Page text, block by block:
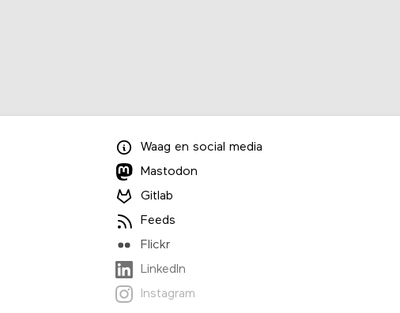
Waag en social media
Mastodon
Gitlab
Feeds
Flickr
LinkedIn
Instagram